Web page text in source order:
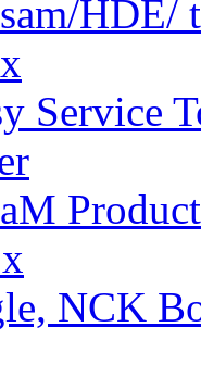
HDE/
Service
NCK